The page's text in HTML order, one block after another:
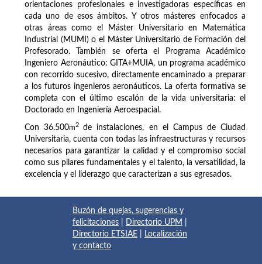
orientaciones profesionales e investigadoras específicas en
cada uno de esos ámbitos. Y otros másteres enfocados a
otras áreas como el Máster Universitario en Matemática
Industrial (MUMI) o el Máster Universitario de Formación del
Profesorado. También se oferta el Programa Académico
Ingeniero Aeronáutico: GITA+MUIA, un programa académico
con recorrido sucesivo, directamente encaminado a preparar
a los futuros ingenieros aeronáuticos. La oferta formativa se
completa con el último escalón de la vida universitaria: el
Doctorado en Ingeniería Aeroespacial.
Con 36.500m2
de instalaciones, en el Campus de Ciudad
Universitaria, cuenta con todas las infraestructuras y recursos
necesarios para garantizar la calidad y el compromiso social
como sus pilares fundamentales y el talento, la versatilidad, la
excelencia y el liderazgo que caracterizan a sus egresados.
Buzón de quejas, sugerencias y
felicitaciones
Directorio UPM
Directorio ETSIAE
Localización
y contacto